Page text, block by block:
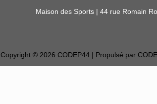
Maison des Sports | 44 rue Romain
Copyright © 2026 CODEP44 | Propulsé par